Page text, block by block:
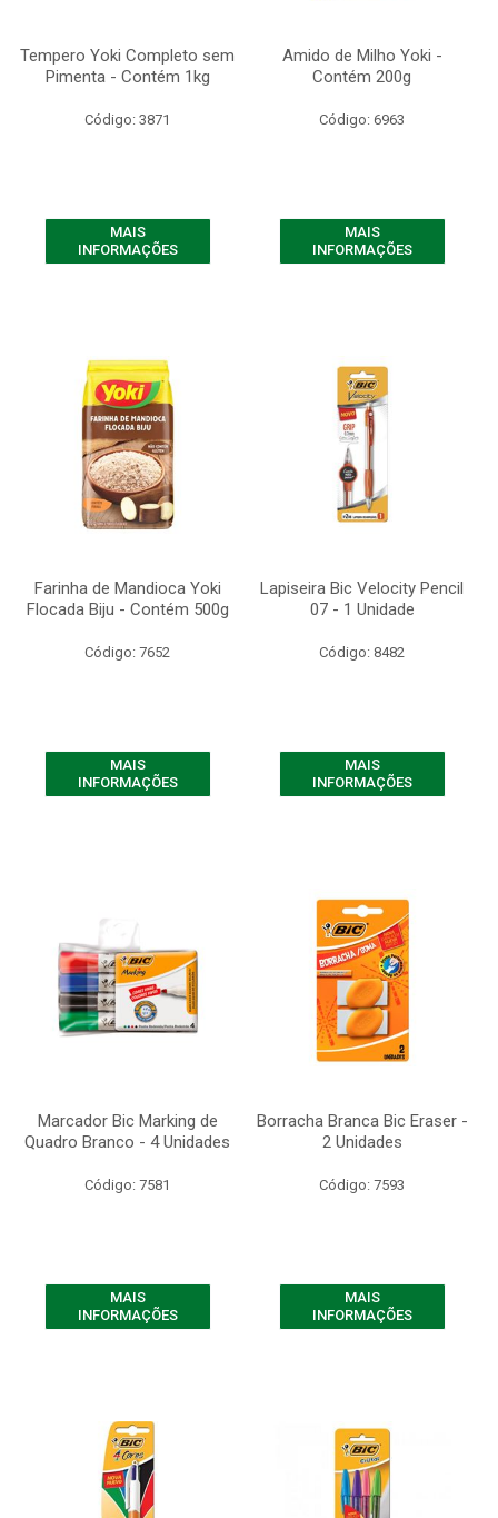
Tempero Yoki Completo sem
Pimenta - Contém 1kg
Código: 3871
MAIS
INFORMAÇÕES
Amido de Milho Yoki -
Contém 200g
Código: 6963
MAIS
INFORMAÇÕES
Farinha de Mandioca Yoki
Flocada Biju - Contém 500g
Código: 7652
MAIS
INFORMAÇÕES
Lapiseira Bic Velocity Pencil
07 - 1 Unidade
Código: 8482
MAIS
INFORMAÇÕES
Marcador Bic Marking de
Quadro Branco - 4 Unidades
Código: 7581
MAIS
INFORMAÇÕES
Borracha Branca Bic Eraser -
2 Unidades
Código: 7593
MAIS
INFORMAÇÕES